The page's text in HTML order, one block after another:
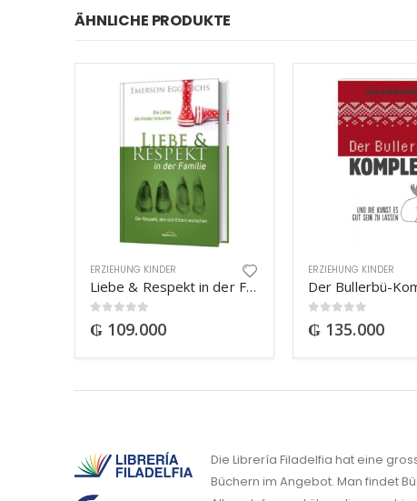
ÄHNLICHE PRODUKTE
ERZIEHUNG KINDER
Liebe & Respekt in der Familie
0out of 5
₲ 109.000
ERZIEHUNG KINDER
0out of 5
₲ 135.000
Die Librería Filadelfia hat eine
Büchern im Angebot. Man findet